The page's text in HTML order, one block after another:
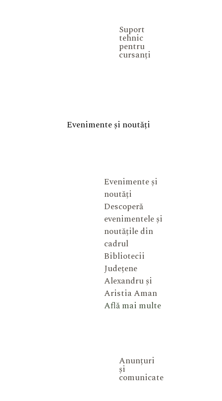
Suport
tehnic
pentru
cursanți
Evenimente și noutăți
Evenimente și
noutăți
Descoperă
evenimentele și
noutățile din
cadrul
Bibliotecii
Județene
Alexandru și
Aristia Aman
Află mai multe
Anunțuri
și
comunicate